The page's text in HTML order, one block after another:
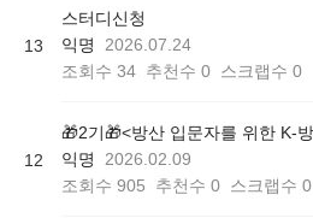
13
스터디신청
익명
2026.07.24
조회수 34 추천수 0 스크랩수 0
12
익명
2026.02.09
조회수 905 추천수 0 스크랩수 0